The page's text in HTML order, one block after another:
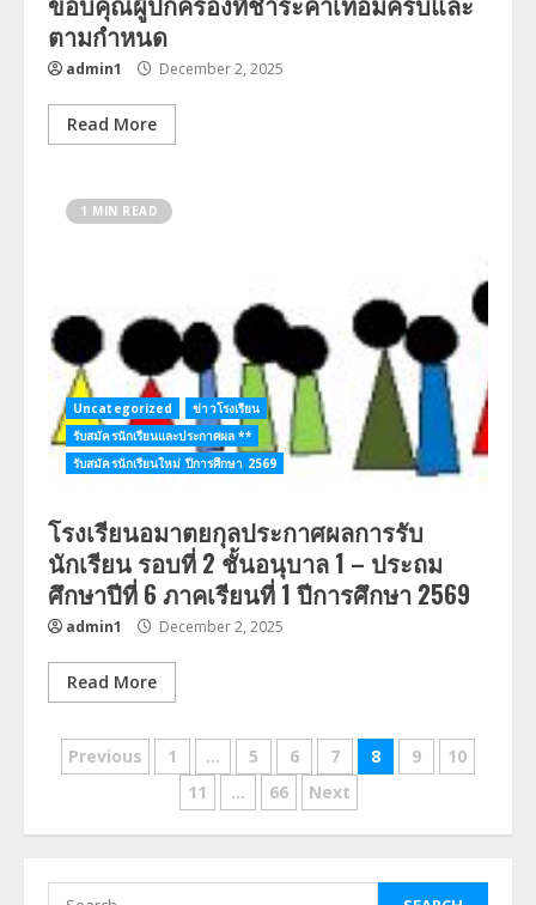
ตามกำหนด
admin1 December 2, 2025
Read More
1 MIN READ
Uncategorized
ข่าวโรงเรียน
รับสมัครนักเรียนและประกาศผล **
รับสมัครนักเรียนใหม่ ปีการศึกษา 2569
โรงเรียนอมาตยกุลประกาศผลการรับ
นักเรียน รอบที่ 2 ชั้นอนุบาล 1 – ประถม
ศึกษาปีที่ 6 ภาคเรียนที่ 1 ปีการศึกษา 2569
admin1 December 2, 2025
Read More
Posts
navigation
Previous 1 … 5 6 7 8 9
10
11
… 66 Next
Search